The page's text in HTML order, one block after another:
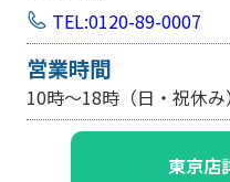
TEL:0120-89-0007
営業時間
10時～18時（日・祝休み）
東京店